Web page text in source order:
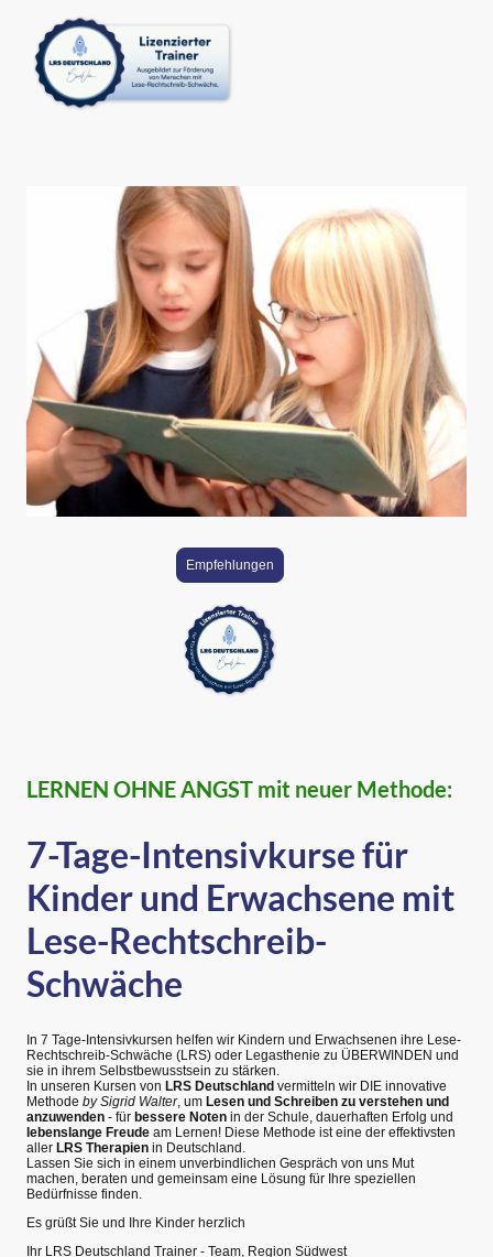
Empfehlungen
LERNEN OHNE ANGST mit neuer Methode:
7-Tage-Intensivkurse für
Kinder und Erwachsene mit
Lese-Rechtschreib-
Schwäche
In 7 Tage-Intensivkursen helfen wir Kindern und Erwachsenen ihre Lese-
Rechtschreib-Schwäche (LRS) oder Legasthenie zu ÜBERWINDEN und
sie in ihrem Selbstbewusstsein zu stärken.
In unseren Kursen von LRS Deutschland vermitteln wir DIE innovative
Methode by Sigrid Walter, um Lesen und Schreiben zu verstehen und
anzuwenden - für bessere Noten in der Schule, dauerhaften Erfolg und
lebenslange Freude am Lernen! Diese Methode ist eine der effektivsten
aller LRS Therapien in Deutschland.
Lassen Sie sich in einem unverbindlichen Gespräch von uns Mut
machen, beraten und gemeinsam eine Lösung für Ihre speziellen
Bedürfnisse finden.
Es grüßt Sie und Ihre Kinder herzlich
Ihr LRS Deutschland Trainer - Team, Region Südwest